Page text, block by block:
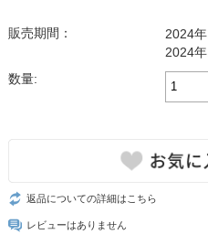
販売期間：
2024
2024
数量:
返品についての詳細はこちら
レビューはありません